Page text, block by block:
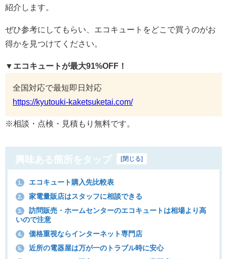
紹介します。
ぜひ参考にしてもらい、エコキュートをどこで買うのがお
得かを見つけてください。
▼エコキュートが最大91%OFF！
全国対応で最短即日対応
https://kyutouki-kaketsuketai.com/
※相談・点検・見積もり無料です。
興味ある箇所をタップ [閉じる]
1. エコキュート購入先比較表
2. 家電量販店はスタッフに相談できる
3.
訪問販売・ホームセンターのエコキュートは相場より高
いので注意
4. 価格重視ならインターネット専門店
5. 近所の電器屋は万が一のトラブル時に安心